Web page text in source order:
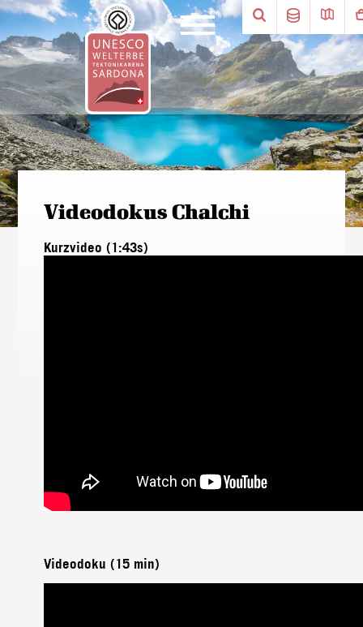
Videodokus Chalchi
Kurzvideo (1:43s)
Videodoku (15 min)